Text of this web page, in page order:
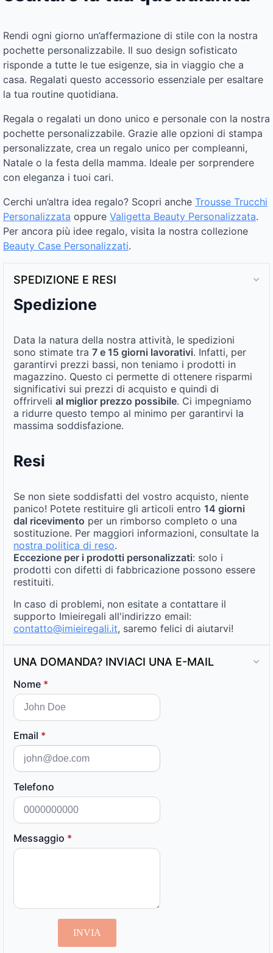
Rendi ogni giorno un’affermazione di stile con la nostra
pochette personalizzabile. Il suo design sofisticato
risponde a tutte le tue esigenze, sia in viaggio che a
casa. Regalati questo accessorio essenziale per esaltare
la tua routine quotidiana.
Regala o regalati un dono unico e personale con la nostra
pochette personalizzabile. Grazie alle opzioni di stampa
personalizzate, crea un regalo unico per compleanni,
Natale o la festa della mamma. Ideale per sorprendere
con eleganza i tuoi cari.
Cerchi un’altra idea regalo? Scopri anche Trousse Trucchi
Personalizzata oppure Valigetta Beauty Personalizzata.
Per ancora più idee regalo, visita la nostra collezione
Beauty Case Personalizzati.
SPEDIZIONE E RESI
Spedizione
Data la natura della nostra attività, le spedizioni
sono stimate tra 7 e 15 giorni lavorativi. Infatti, per
garantirvi prezzi bassi, non teniamo i prodotti in
magazzino. Questo ci permette di ottenere risparmi
significativi sui prezzi di acquisto e quindi di
offrirveli al miglior prezzo possibile. Ci impegniamo
a ridurre questo tempo al minimo per garantirvi la
massima soddisfazione.
Resi
Se non siete soddisfatti del vostro acquisto, niente
panico! Potete restituire gli articoli entro 14 giorni
dal ricevimento per un rimborso completo o una
sostituzione. Per maggiori informazioni, consultate la
nostra politica di reso.
Eccezione per i prodotti personalizzati: solo i
prodotti con difetti di fabbricazione possono essere
restituiti.
In caso di problemi, non esitate a contattare il
supporto Imieiregali all'indirizzo email:
contatto@imieiregali.it, saremo felici di aiutarvi!
UNA DOMANDA? INVIACI UNA E-MAIL
Nome *
Email *
Telefono
Messaggio *
INVIA